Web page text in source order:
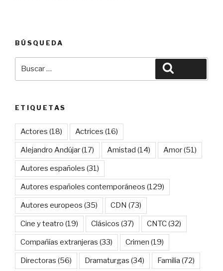
BÚSQUEDA
ETIQUETAS
Actores (18) Actrices (16)
Alejandro Andújar(17) Amistad (14) Amor(51)
Autores españoles (31)
Autores españoles contemporáneos (129)
Autores europeos (35) CDN (73)
Cine y teatro (19) Clásicos (37) CNTC(32)
Compañías extranjeras (33) Crimen (19)
Directoras (56) Dramaturgas (34) Familia (72)